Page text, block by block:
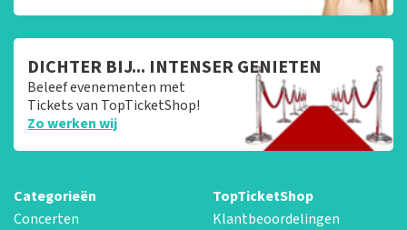
DICHTER BIJ... INTENSER GENIETEN
Beleef evenementen met
Tickets van TopTicketShop!
Zo werken wij
Categorieën
Concerten
TopTicketShop
Klantbeoordelingen